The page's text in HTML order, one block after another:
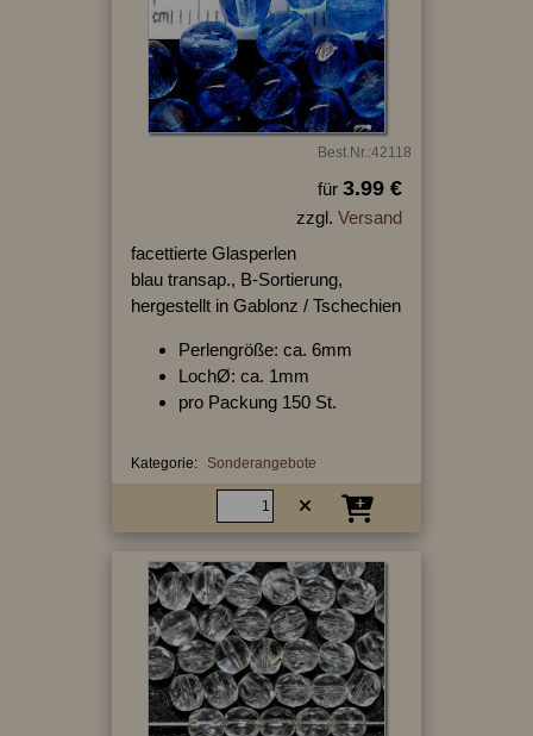
Best.Nr.:42118
für 3.99 €
zzgl. Versand
facettierte Glasperlen
blau transap., B-Sortierung,
hergestellt in Gablonz / Tschechien
Perlengröße: ca. 6mm
LochØ: ca. 1mm
pro Packung 150 St.
Kategorie: Sonderangebote